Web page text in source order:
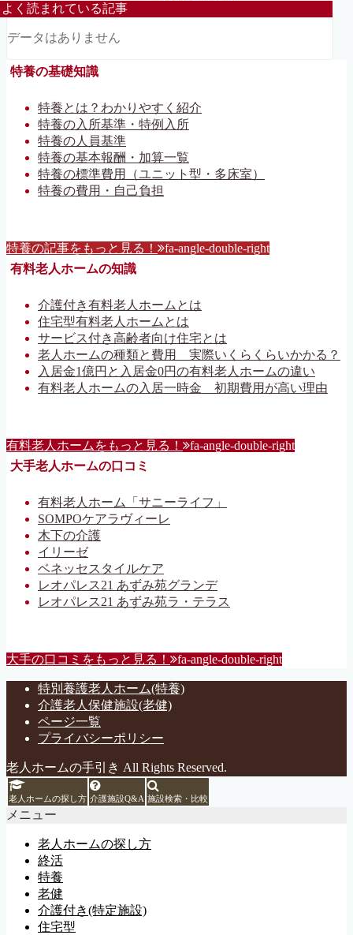
よく読まれている記事
データはありません
特養の基礎知識
特養とは？わかりやすく紹介
特養の入所基準・特例入所
特養の人員基準
特養の基本報酬・加算一覧
特養の標準費用（ユニット型・多床室）
特養の費用・自己負担
特養の記事をもっと見る！ fa-angle-double-right
有料老人ホームの知識
介護付き有料老人ホームとは
住宅型有料老人ホームとは
サービス付き高齢者向け住宅とは
老人ホームの種類と費用 実際いくらくらいかかる？
入居金1億円と入居金0円の有料老人ホームの違い
有料老人ホームの入居一時金 初期費用が高い理由
有料老人ホームをもっと見る！ fa-angle-double-right
大手老人ホームの口コミ
有料老人ホーム「サニーライフ」
SOMPOケアラヴィーレ
木下の介護
イリーゼ
ベネッセスタイルケア
レオパレス21 あずみ苑グランデ
レオパレス21 あずみ苑ラ・テラス
大手の口コミをもっと見る！ fa-angle-double-right
特別養護老人ホーム(特養)
介護老人保健施設(老健)
ページ一覧
プライバシーポリシー
老人ホームの手引き All Rights Reserved.
老人ホームの探し方 介護施設Q&A 施設検索・比較
メニュー
老人ホームの探し方
終活
特養
老健
介護付き(特定施設)
住宅型